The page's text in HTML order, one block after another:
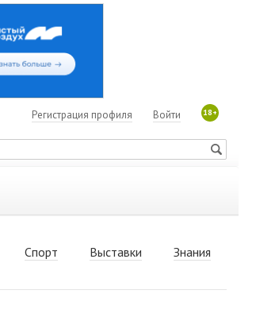
18+
Войти
Регистрация профиля
Спорт Выставки Знания